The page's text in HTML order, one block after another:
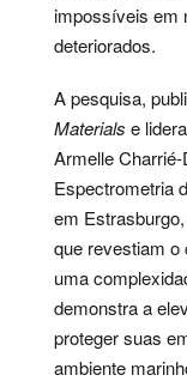
impossíveis em
deteriorados.
A pesquisa,
Materials e
Armelle
Espectrometria
em
que revestiam
uma
demonstra a
proteger suas
ambiente